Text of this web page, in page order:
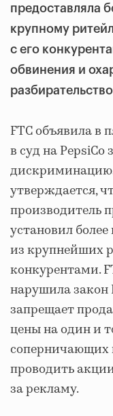
предоставляла
крупному
с его
обвинения и
FTC объявила в
в суд на
дискриминацию.
утверждается,
производитель
установил
из крупнейших
конкурентами.
нарушила
запрещает
цены на один и
соперничающих
проводить
за рекламу.